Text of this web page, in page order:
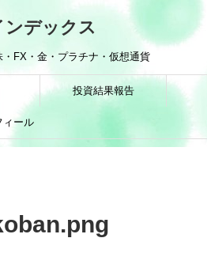
ンデックス
FX・金・プラチナ・仮想通貨
投資結果報告
ィール